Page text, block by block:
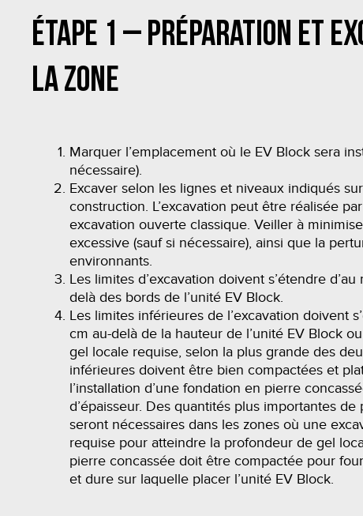
Étape 1 – Préparation et
la zone
Marquer l’emplacement où le EV Block sera
nécessaire).
Excaver selon les lignes et niveaux indiqués
construction. L’excavation peut être réalisée
excavation ouverte classique. Veiller à
excessive (sauf si nécessaire), ainsi que la
environnants.
Les limites d’excavation doivent s’étendre d’au
delà des bords de l’unité EV Block.
Les limites inférieures de l’excavation doivent
cm au-delà de la hauteur de l’unité EV Block
gel locale requise, selon la plus grande des
inférieures doivent être bien compactées et
l’installation d’une fondation en pierre
d’épaisseur. Des quantités plus importantes
seront nécessaires dans les zones où une
requise pour atteindre la profondeur de gel
pierre concassée doit être compactée pour
et dure sur laquelle placer l’unité EV Block.